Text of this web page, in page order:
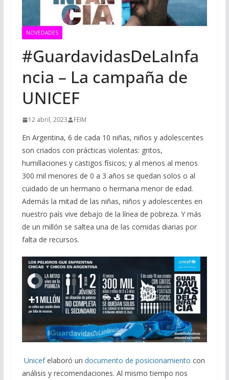
NOVEDADES
#GuardavidasDeLaInfa
ncia – La campaña de
UNICEF
12 abril, 2023 FEIM
En Argentina, 6 de cada 10 niñas, niños y adolescentes
son criados con prácticas violentas: gritos,
humillaciones y castigos físicos; y al menos al menos
300 mil menores de 0 a 3 años se quedan solos o al
cuidado de un hermano o hermana menor de edad.
Además la mitad de las niñas, niños y adolescentes en
nuestro país vive debajo de la línea de pobreza. Y más
de un millón se saltea una de las comidas diarias por
falta de recursos.
Unicefelaboró un documento de posicionamiento con
análisis y recomendaciones. Al mismo tiempo nos